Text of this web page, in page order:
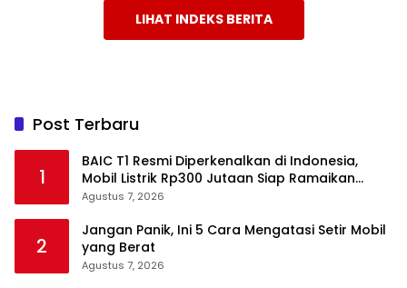
LIHAT INDEKS BERITA
Post Terbaru
1
BAIC T1 Resmi Diperkenalkan di Indonesia,
Mobil Listrik Rp300 Jutaan Siap Ramaikan
Pasar EV
Agustus 7, 2026
2
Jangan Panik, Ini 5 Cara Mengatasi Setir Mobil
yang Berat
Agustus 7, 2026